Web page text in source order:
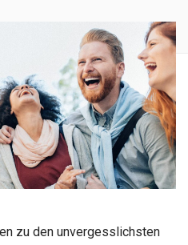
zu den unvergesslichsten